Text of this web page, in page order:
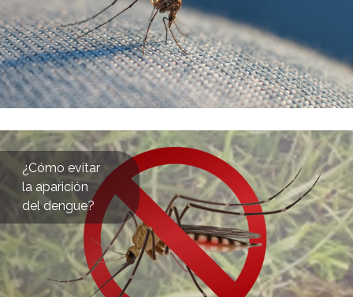
¿Cómo evitar
la aparición
del dengue?